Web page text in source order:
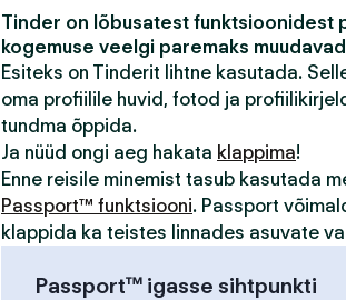
Tinder on lõbusatest funktsioonidest
kogemuse veelgi paremaks
Esiteks on Tinderit lihtne kasutada.
oma profiilile huvid, fotod ja
tundma õppida.
Ja nüüd ongi aeg hakata klappima!
Enne reisile minemist tasub kasutada
Passport™ funktsiooni. Passport
klappida ka teistes linnades asuvate
Passport™ igasse sihtpunkti